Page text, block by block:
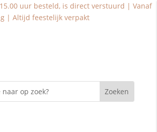
uur besteld, is direct verstuurd | Vanaf
| Altijd feestelijk verpakt